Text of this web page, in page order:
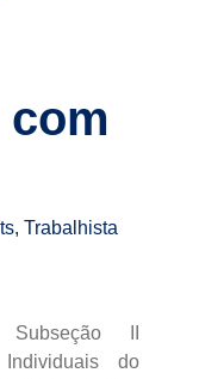
com
Trabalhista
II
do